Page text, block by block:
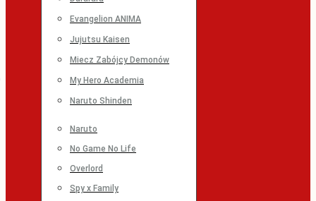
Evangelion ANIMA
Jujutsu Kaisen
Miecz Zabójcy Demonów
My Hero Academia
Naruto Shinden
Naruto
No Game No Life
Overlord
Spy x Family